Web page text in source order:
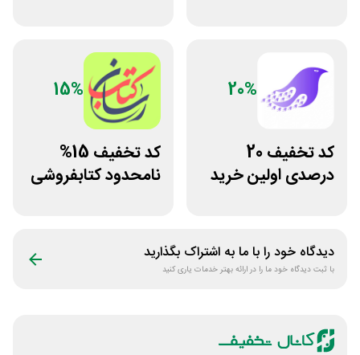
20%
کد تخفیف 20
درصدی اولین خرید
15%
کد تخفیف 15%
نامحدود کتابفروشی
دیدگاه خود را با ما به اشتراک بگذارید
با ثبت دیدگاه خود ما را در ارائه بهتر خدمات یاری کنید